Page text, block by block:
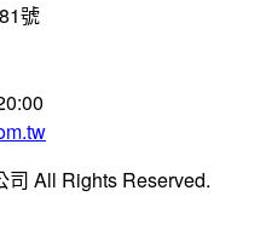
號
All Rights Reserved.